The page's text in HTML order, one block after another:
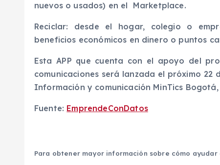
nuevos o usados) en el Marketplace.
Reciclar: desde el hogar, colegio o
beneficios económicos en dinero o puntos
Esta APP que cuenta con el apoyo del
comunicaciones será lanzada el próximo 22
Información y comunicación MinTics Bogotá,
Fuente: EmprendeConDatos
Para obtener mayor información sobre cómo